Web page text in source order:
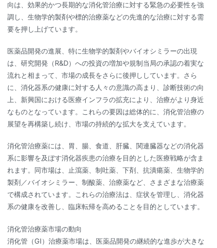
向は、効果的かつ長期的な消化管治療に対する緊急の必要性を強
調し、生物学的製剤や標的治療薬などの先進的な治療に対する需
要を押し上げています。
医薬品開発の進展、特に生物学的製剤やバイオシミラーの出現
は、研究開発（R&D）への投資の増加や規制当局の承認の着実な
流れと相まって、市場の成長をさらに後押ししています。さら
に、消化器系の健康に対する人々の意識の高まり、診断技術の向
上、新興国における医療インフラの拡充により、治療がより身近
なものとなっています。これらの要因は総体的に、消化管治療の
展望を再構築し続け、市場の持続的な拡大を支えています。
消化管治療薬には、胃、腸、食道、肝臓、関連臓器などの消化器
系に影響を及ぼす消化器疾患の治療を目的とした医療戦略が含ま
れます。同市場は、止瀉薬、制吐薬、下剤、抗潰瘍薬、生物学的
製剤／バイオシミラー、制酸薬、治療薬など、さまざまな治療薬
で構成されています。これらの治療法は、症状を管理し、消化器
系の健康を改善し、臨床転帰を高めることを目的としています。
消化管治療薬市場の動向
消化管（GI）治療薬市場は、医薬品開発の継続的な進歩が大きな